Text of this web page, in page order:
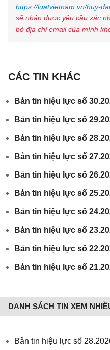
https://luatvietnam.vn/huy-
sẽ nhận được yêu cầu xác
bỏ địa chỉ email của mình
CÁC TIN KHÁC
Bản tin hiệu lực số
Bản tin hiệu lực số
Bản tin hiệu lực số
Bản tin hiệu lực số
Bản tin hiệu lực số
Bản tin hiệu lực số
Bản tin hiệu lực số
Bản tin hiệu lực số
Bản tin hiệu lực số
Bản tin hiệu lực số
DANH SÁCH TIN XEM
Bản tin hiệu lực số